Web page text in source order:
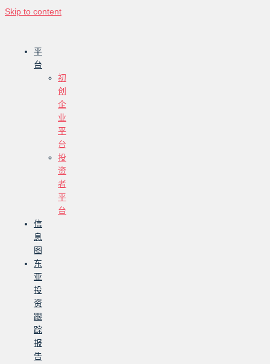
Skip to content
平
台
初
创
企
业
平
台
投
资
者
平
台
信
息
图
东
亚
投
资
跟
踪
报
告